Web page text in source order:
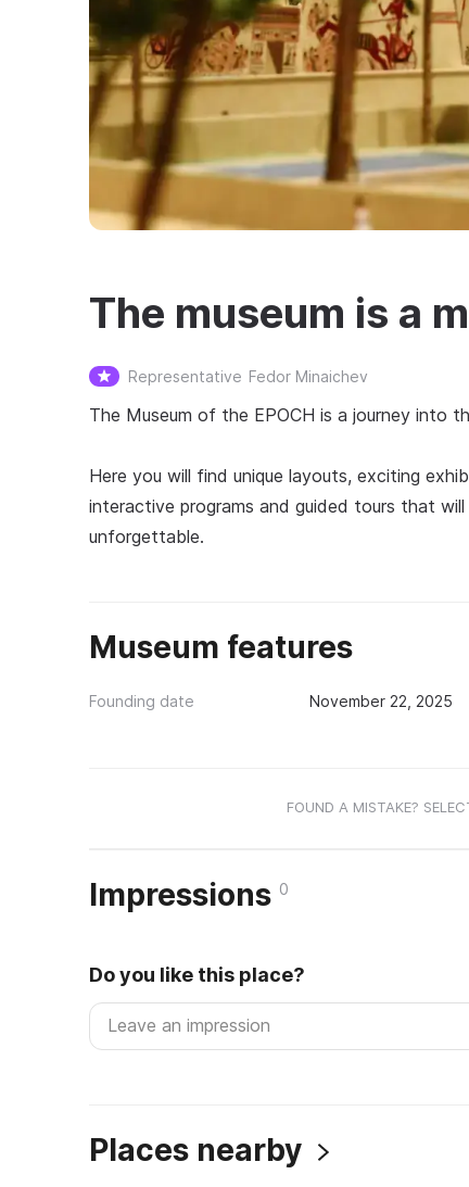
The museum is a
Representative Fedor Minaichev
The Museum of the EPOCH is a journey into
Here you will find unique layouts, exciting
interactive programs and guided tours that
unforgettable.
Museum features
Founding date November 22, 2025
FOUND A MISTAKE?
Impressions 0
Do you like this place?
Places nearby